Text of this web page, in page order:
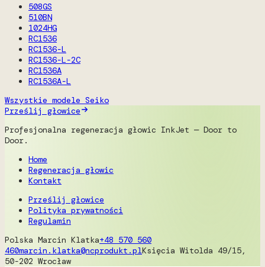
508GS
510BN
1024HG
RC1536
RC1536-L
RC1536-L-2C
RC1536A
RC1536A-L
Wszystkie modele Seiko
Prześlij głowice
Profesjonalna regeneracja głowic InkJet — Door to
Door.
Home
Regeneracja głowic
Kontakt
Prześlij głowice
Polityka prywatności
Regulamin
Polska Marcin Klatka+48 570 560
460marcin.klatka@ncprodukt.plKsięcia Witolda 49/15,
50-202 Wrocław